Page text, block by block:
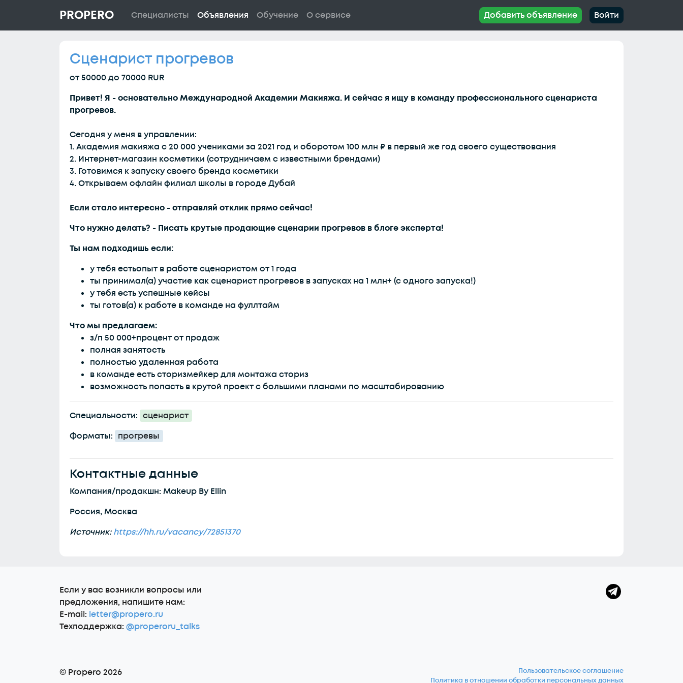
PROPERO Специалисты Объявления Обучение О сервисе Добавить объявление Войти
Сценарист прогревов
от 50000 до 70000 RUR
Привет! Я - основательно Международной Академии Макияжа. И сейчас я ищу в команду профессионального сценариста
прогревов.
Сегодня у меня в управлении:
1. Академия макияжа с 20 000 учениками за 2021 год и оборотом 100 млн ₽ в первый же год своего существования
2. Интернет-магазин косметики (сотрудничаем с известными брендами)
3. Готовимся к запуску своего бренда косметики
4. Открываем офлайн филиал школы в городе Дубай
Если стало интересно - отправляй отклик прямо сейчас!
Что нужно делать? - Писать крутые продающие сценарии прогревов в блоге эксперта!
Ты нам подходишь если:
у тебя естьопыт в работе сценаристом от 1 года
ты принимал(а) участие как сценарист прогревов в запусках на 1 млн+ (с одного запуска!)
у тебя есть успешные кейсы
ты готов(а) к работе в команде на фуллтайм
Что мы предлагаем:
з/п 50 000+процент от продаж
полная занятость
полностью удаленная работа
в команде есть сторизмейкер для монтажа сториз
возможность попасть в крутой проект с большими планами по масштабированию
Специальности: сценарист
Форматы: прогревы
Контактные данные
Компания/продакшн: Makeup By Ellin
Россия, Москва
Источник:https://hh.ru/vacancy/72851370
Еcли у вас возникли вопросы или
предложения, напишите нам:
E-mail: letter@propero.ru
Техподдержка: @properoru_talks
© Propero 2026
Пользовательское соглашение
Политика в отношении обработки персональных данных